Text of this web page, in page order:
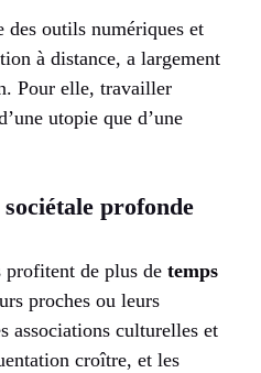
outils numériques et
à distance, a largement
Pour elle, travailler
utopie que d’une
profonde
de plus de temps
proches ou leurs
associations culturelles et
croître, et les